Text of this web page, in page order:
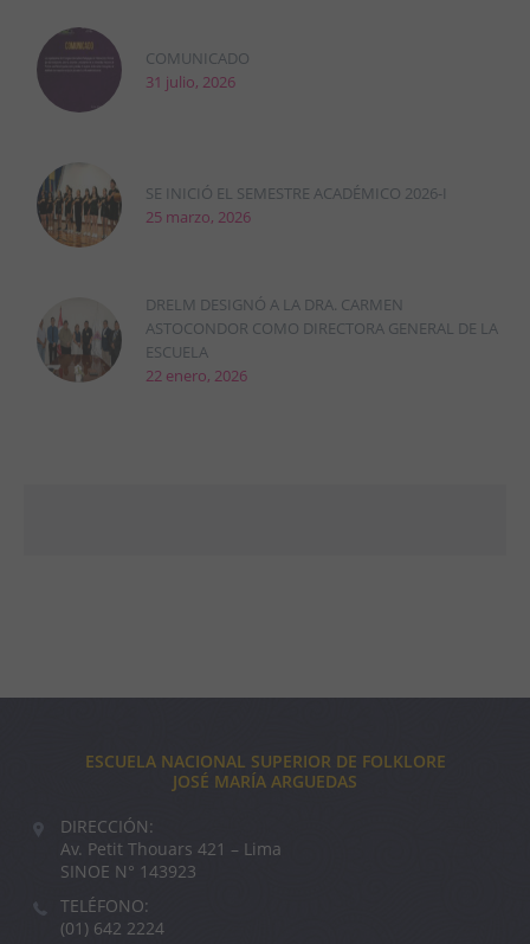
COMUNICADO
31 julio, 2026
SE INICIÓ EL SEMESTRE ACADÉMICO 2026-I
25 marzo, 2026
DRELM DESIGNÓ A LA DRA. CARMEN
ASTOCONDOR COMO DIRECTORA GENERAL DE LA
ESCUELA
22 enero, 2026
ESCUELA NACIONAL SUPERIOR DE FOLKLORE
JOSÉ MARÍA ARGUEDAS
DIRECCIÓN:
Av. Petit Thouars 421 – Lima
SINOE N° 143923
TELÉFONO:
(01) 642 2224